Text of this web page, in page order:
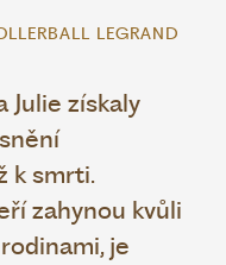
LEGRAND
Julie získaly
k smrti.
zahynou kvůli
je